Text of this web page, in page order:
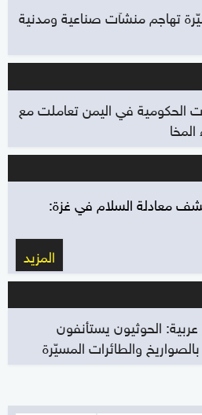
تهاجم منشآت صناعية ومدنية
الحكومية في اليمن تعاملت مع
معادلة السلام في غزة:
المزيد
الحوثيون يستأنفون
والطائرات المسيّرة